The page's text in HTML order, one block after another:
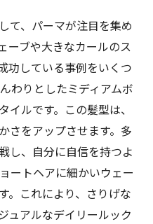
て、パーマが注目を集め
ーブや大きなカールのス
功している事例をいくつ
わりとしたミディアムボ
イルです。この髪型は、
さをアップさせます。多
し、自分に自信を持つよ
ートヘアに細かいウェー
。これにより、さりげな
ュアルなデイリールック